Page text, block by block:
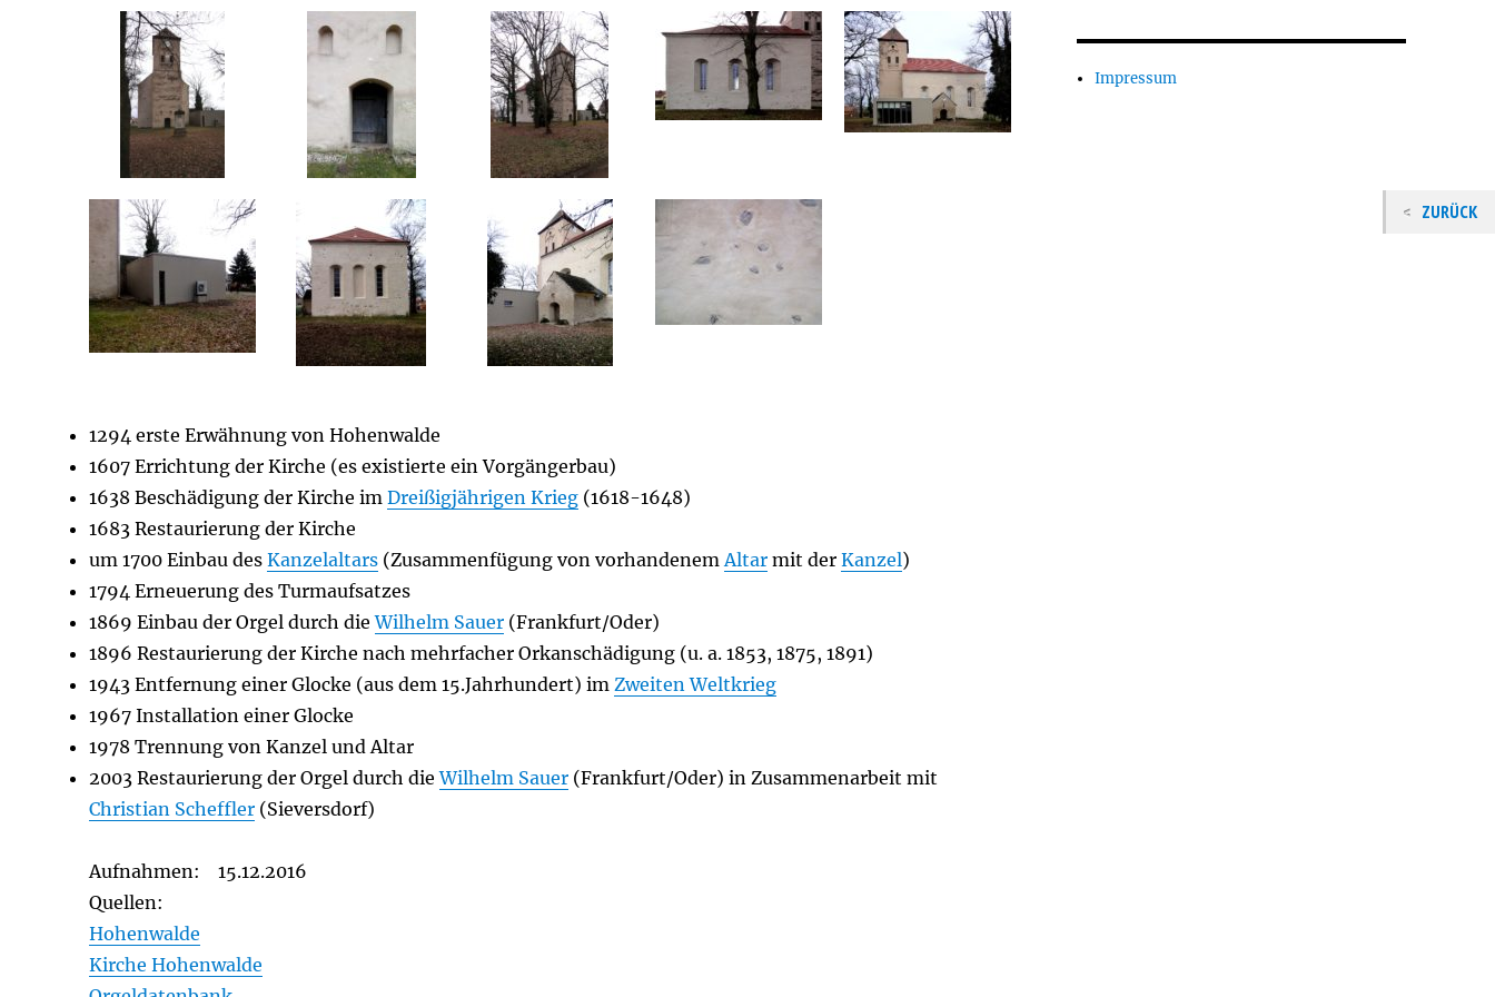
1294 erste Erwähnung von Hohenwalde
1607 Errichtung der Kirche (es existierte ein Vorgängerbau)
1638 Beschädigung der Kirche imDreißigjährigen Krieg (1618-1648)
1683 Restaurierung der Kirche
um 1700 Einbau desKanzelaltars (Zusammenfügung von vorhandenem Altar mit derKanzel)
1794 Erneuerung des Turmaufsatzes
1869 Einbau der Orgel durch dieWilhelm Sauer (Frankfurt/Oder)
1896 Restaurierung der Kirche nach mehrfacher Orkanschädigung (u. a. 1853, 1875, 1891)
1943 Entfernung einer Glocke (aus dem 15.Jahrhundert) im Zweiten Weltkrieg
1967 Installation einer Glocke
1978 Trennung von Kanzel und Altar
2003 Restaurierung der Orgel durch dieWilhelm Sauer (Frankfurt/Oder) in Zusammenarbeit mit
Christian Scheffler (Sieversdorf)
Aufnahmen: 15.12.2016
Quellen:
Hohenwalde
Kirche Hohenwalde
Impressum
ZURÜCK